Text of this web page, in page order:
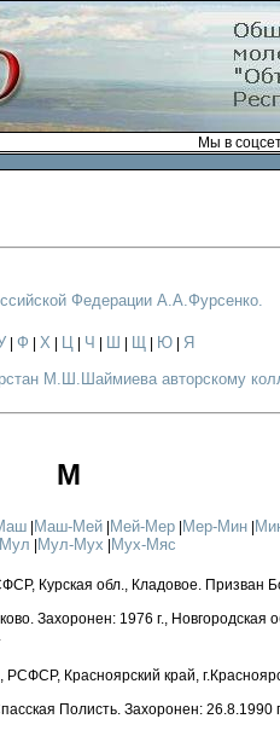
Мы в
Федерации А.А.Фурсенко.
| Ф Х Ц| Ч Ш Щ| Ю|
Я
М.Ш.Шаймиева авторскому
М
Маш-Мей Мей-Мер Мер-Мин
Мул-Мух Мух-Мяс
Курская обл., Кладовое. Призван
Захоронен: 1976 г.,
Красноярский край,
Полисть. Захоронен: 26.8.1990